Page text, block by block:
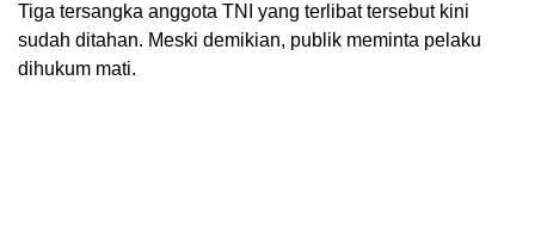
Tiga tersangka anggota TNI yang terlibat tersebut kini
sudah ditahan. Meski demikian, publik meminta pelaku
dihukum mati.